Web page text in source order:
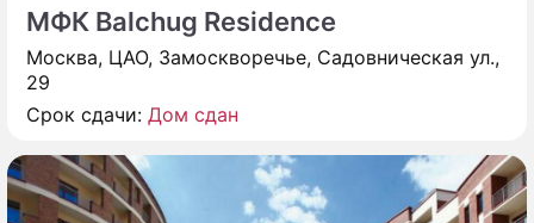
МФК Balchug Residence
Москва, ЦАО, Замоскворечье, Садовническая ул.,
29
Срок сдачи: Дом сдан